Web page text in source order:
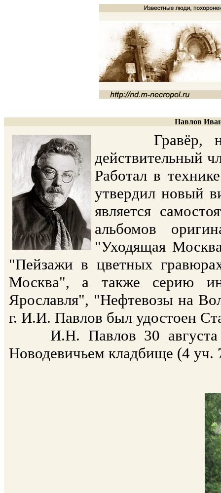
Павлов
Гравёр,
действительный
Работал в
утвердил новый
является
альбомов
"Уходящая
"Пейзажи в цветных
Москва", а также серию
Ярославля", "Нефтевозы на
г. И.И. Павлов был удостоен
И.Н. Павлов 30 августа
Новодевичьем кладбище (4 уч.